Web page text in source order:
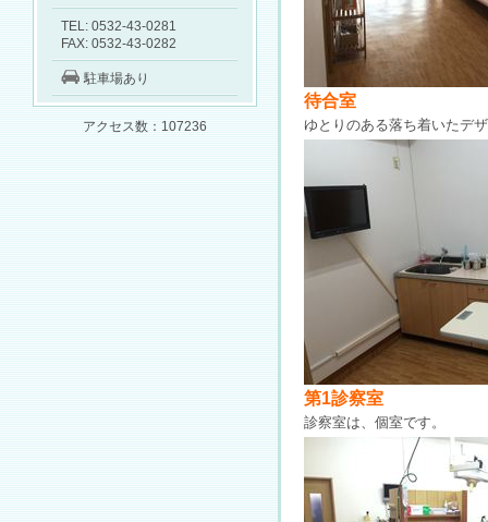
待合室
ゆとりのある落ち着いたデ
第1診察室
診察室は、個室です。
TEL: 0532-43-0281
FAX: 0532-43-0282
駐車場あり
アクセス数：107236